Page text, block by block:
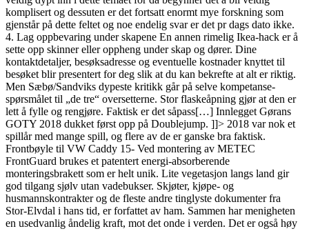
komplisert og dessuten er det fortsatt enormt mye forskning som
gjenstår på dette feltet og noe endelig svar er det pr dags dato ikke.
4. Lag oppbevaring under skapene En annen rimelig Ikea-hack er å
sette opp skinner eller oppheng under skap og dører. Dine
kontaktdetaljer, besøksadresse og eventuelle kostnader knyttet til
besøket blir presentert for deg slik at du kan bekrefte at alt er riktig.
Men Sæbø/Sandviks dypeste kritikk går på selve kompetanse-
spørsmålet til „de tre“ oversetterne. Stor flaskeåpning gjør at den er
lett å fylle og rengjøre. Faktisk er det såpass[…] Innlegget Gørans
GOTY 2018 dukket først opp på Doublejump. ]]> 2018 var nok et
spillår med mange spill, og flere av de er ganske bra faktisk.
Frontbøyle til VW Caddy 15- Ved montering av METEC
FrontGuard brukes et patentert energi-absorberende
monteringsbrakett som er helt unik. Lite vegetasjon langs land gir
god tilgang sjølv utan vadebukser. Skjøter, kjøpe- og
husmannskontrakter og de fleste andre tinglyste dokumenter fra
Stor-Elvdal i hans tid, er forfattet av ham. Sammen har menigheten
en usedvanlig åndelig kraft, mot det onde i verden. Det er også høy